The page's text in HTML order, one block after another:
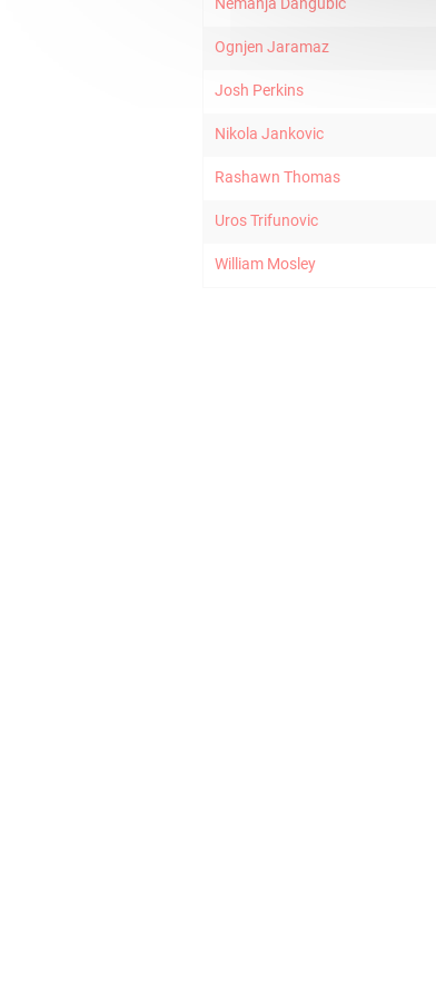
Ognjen Jaramaz
Josh Perkins
Nikola Jankovic
Rashawn Thomas
Uros Trifunovic
William Mosley